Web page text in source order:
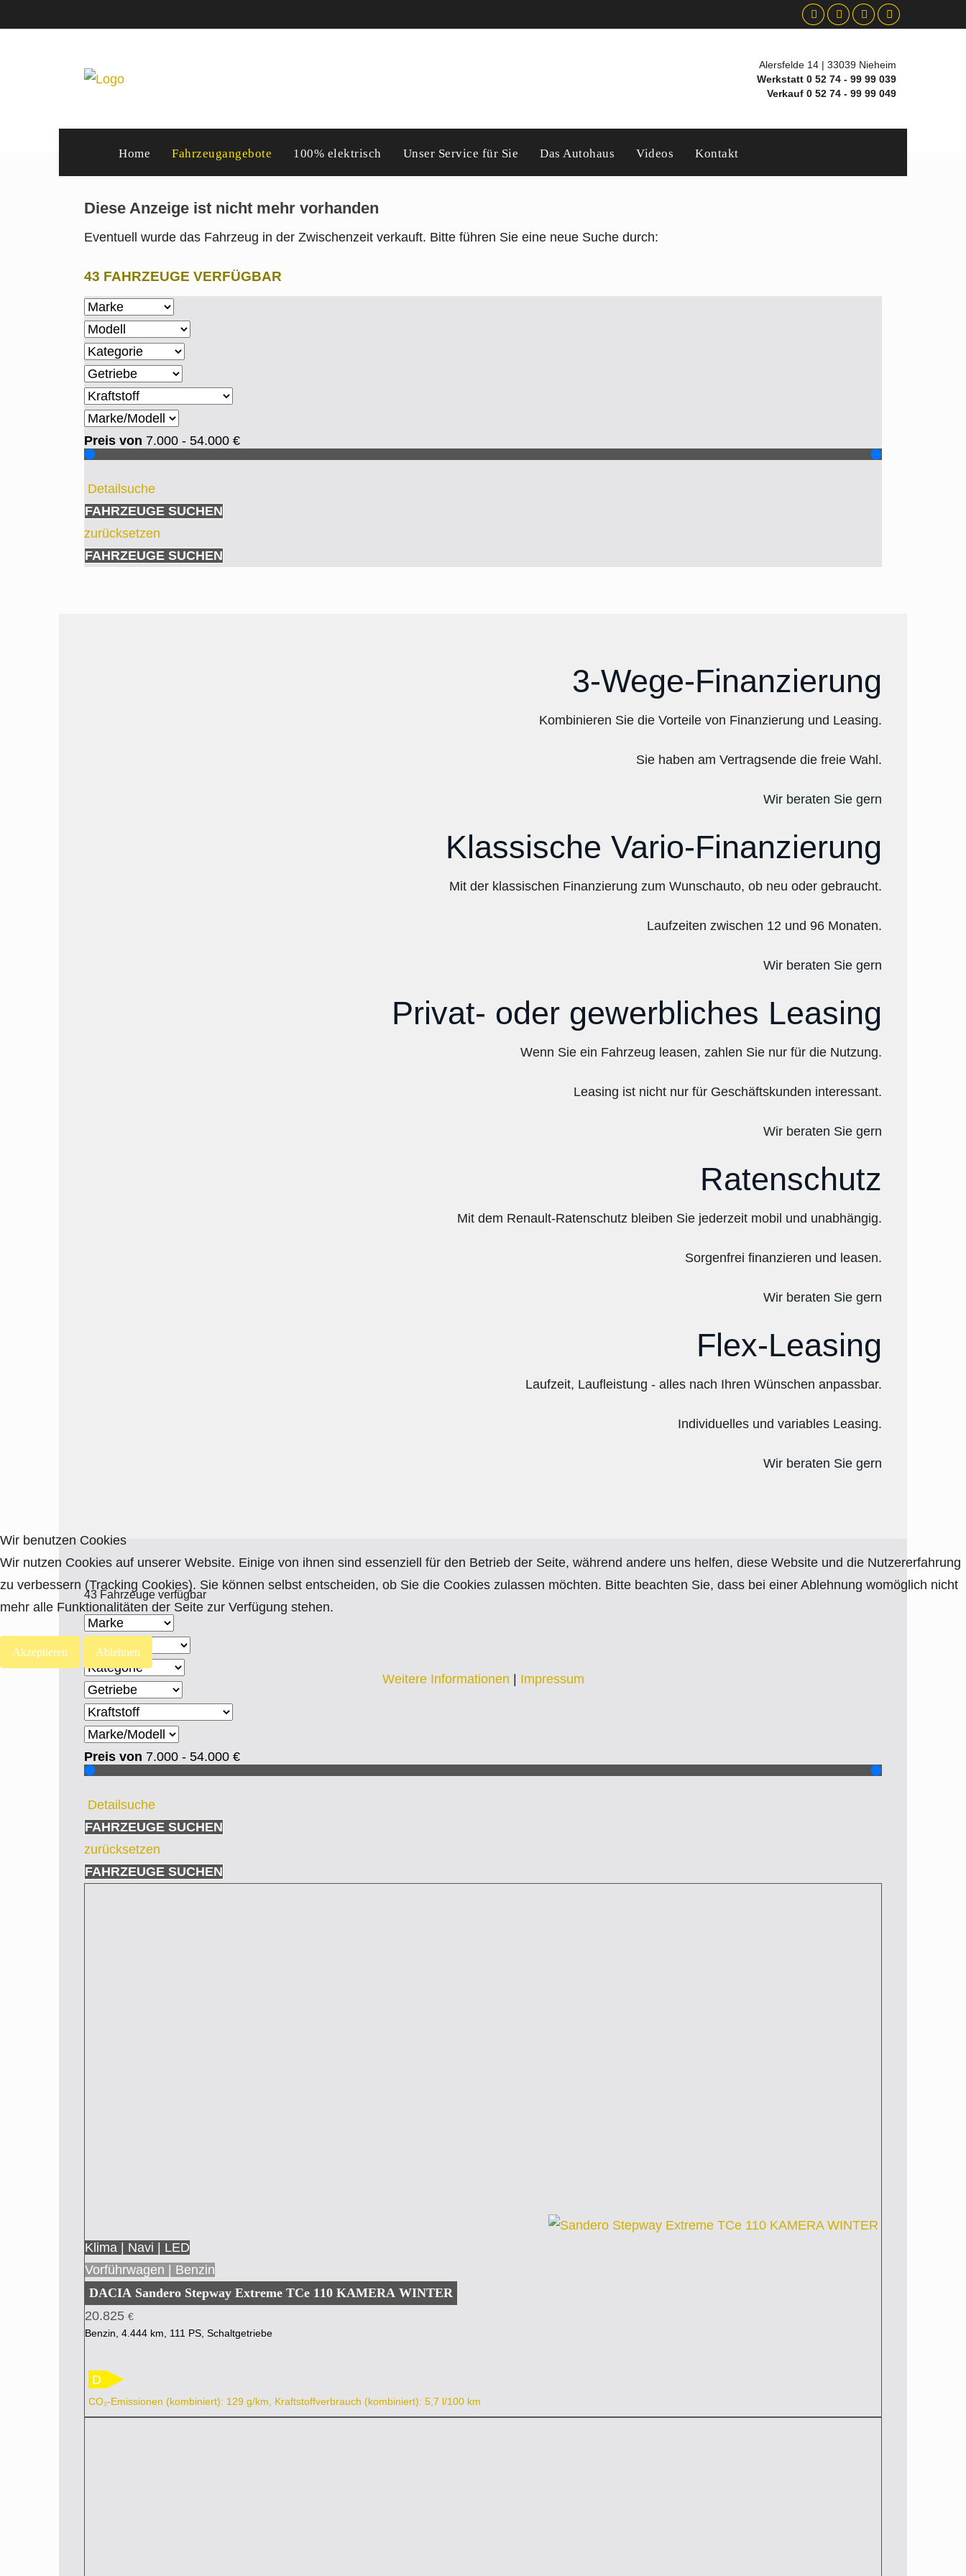
Alersfelde 14 | 33039 Nieheim
Werkstatt 0 52 74 - 99 99 039
Verkauf 0 52 74 - 99 99 049
Home Fahrzeugangebote 100% elektrisch Unser Service für Sie Das Autohaus Videos Kontakt
Diese Anzeige ist nicht mehr vorhanden
Eventuell wurde das Fahrzeug in der Zwischenzeit verkauft. Bitte führen Sie eine neue Suche durch:
43 FAHRZEUGE VERFÜGBAR
Preis von 7.000 - 54.000 €
Detailsuche
FAHRZEUGE SUCHEN
zurücksetzen
FAHRZEUGE SUCHEN
3-Wege-Finanzierung
Kombinieren Sie die Vorteile von Finanzierung und Leasing.
Sie haben am Vertragsende die freie Wahl.
Wir beraten Sie gern
Klassische Vario-Finanzierung
Mit der klassischen Finanzierung zum Wunschauto, ob neu oder gebraucht.
Laufzeiten zwischen 12 und 96 Monaten.
Wir beraten Sie gern
Privat- oder gewerbliches Leasing
Wenn Sie ein Fahrzeug leasen, zahlen Sie nur für die Nutzung.
Leasing ist nicht nur für Geschäftskunden interessant.
Wir beraten Sie gern
Ratenschutz
Mit dem Renault-Ratenschutz bleiben Sie jederzeit mobil und unabhängig.
Sorgenfrei finanzieren und leasen.
Wir beraten Sie gern
Flex-Leasing
Laufzeit, Laufleistung - alles nach Ihren Wünschen anpassbar.
Individuelles und variables Leasing.
Wir beraten Sie gern
43 Fahrzeuge verfügbar
Preis von 7.000 - 54.000 €
Detailsuche
FAHRZEUGE SUCHEN
zurücksetzen
FAHRZEUGE SUCHEN
Klima | Navi | LED
Vorführwagen | Benzin
DACIA Sandero Stepway Extreme TCe 110 KAMERA WINTER
20.825 €
Benzin, 4.444 km, 111 PS, Schaltgetriebe
D
CO₂-Emissionen (kombiniert): 129 g/km, Kraftstoffverbrauch (kombiniert): 5,7 l/100 km
Wir benutzen Cookies
Wir nutzen Cookies auf unserer Website. Einige von ihnen sind essenziell für den Betrieb der Seite, während andere uns helfen, diese Website und die Nutzererfahrung
zu verbessern (Tracking Cookies). Sie können selbst entscheiden, ob Sie die Cookies zulassen möchten. Bitte beachten Sie, dass bei einer Ablehnung womöglich nicht
mehr alle Funktionalitäten der Seite zur Verfügung stehen.
Akzeptieren Ablehnen
Weitere Informationen Impressum